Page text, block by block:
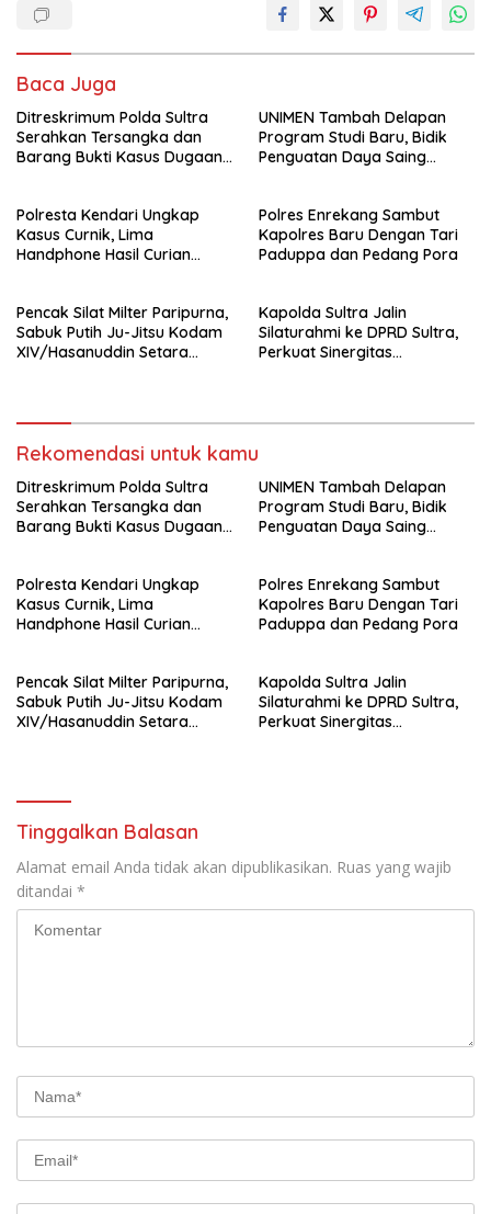
Baca Juga
Ditreskrimum Polda Sultra
Serahkan Tersangka dan
Barang Bukti Kasus Dugaan
Kejaksaan
UNIMEN Tambah Delapan
Program Studi Baru, Bidik
Penguatan Daya Saing
Polresta Kendari Ungkap
Kasus Curnik, Lima
Handphone Hasil Curian
Polres Enrekang Sambut
Kapolres Baru Dengan Tari
Paduppa dan Pedang Pora
Pencak Silat Milter Paripurna,
Sabuk Putih Ju-Jitsu Kodam
XIV/Hasanuddin Setara
Kapolda Sultra Jalin
Silaturahmi ke DPRD Sultra,
Perkuat Sinergitas
Rekomendasi untuk kamu
Ditreskrimum Polda Sultra
Serahkan Tersangka dan
Barang Bukti Kasus Dugaan
Kejaksaan
UNIMEN Tambah Delapan
Program Studi Baru, Bidik
Penguatan Daya Saing
Polresta Kendari Ungkap
Kasus Curnik, Lima
Handphone Hasil Curian
Polres Enrekang Sambut
Kapolres Baru Dengan Tari
Paduppa dan Pedang Pora
Pencak Silat Milter Paripurna,
Sabuk Putih Ju-Jitsu Kodam
XIV/Hasanuddin Setara
Kapolda Sultra Jalin
Silaturahmi ke DPRD Sultra,
Perkuat Sinergitas
Tinggalkan Balasan
Alamat email Anda tidak akan dipublikasikan. Ruas yang wajib
ditandai *